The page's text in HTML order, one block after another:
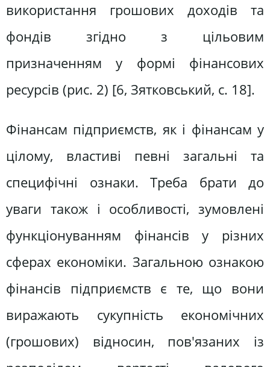
використання грошових доходів та
фондів згідно з цільовим
призначенням у формі фінансових
ресурсів (рис. 2) [6, Зятковський, c. 18].
Фінансам підприємств, як і фінансам у
цілому, властиві певні загальні та
специфічні ознаки. Треба брати до
уваги також і особливості, зумовлені
функціонуванням фінансів у різних
сферах економіки. Загальною ознакою
фінансів підприємств є те, що вони
виражають сукупність економічних
(грошових) відносин, пов'язаних із